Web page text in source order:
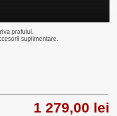
prafului.
suplimentare.
1 279,00 lei